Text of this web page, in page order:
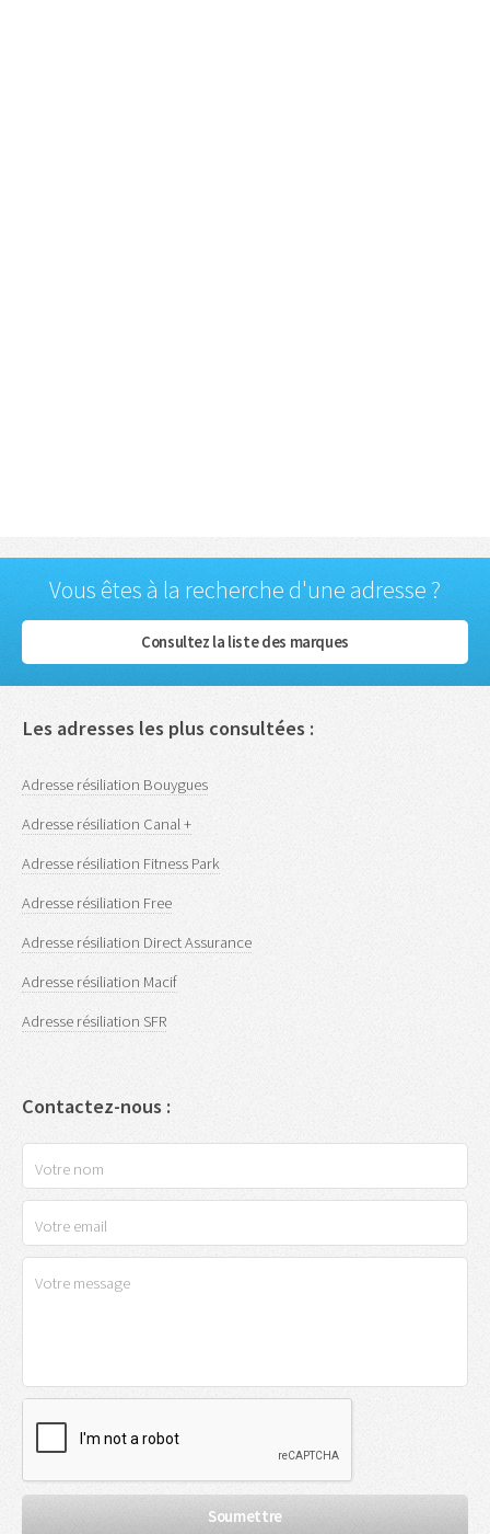
Vous êtes à la recherche d'une adresse ?
Consultez la liste des marques
Les adresses les plus consultées :
Adresse résiliation Bouygues
Adresse résiliation Canal +
Adresse résiliation Fitness Park
Adresse résiliation Free
Adresse résiliation Direct Assurance
Adresse résiliation Macif
Adresse résiliation SFR
Contactez-nous :